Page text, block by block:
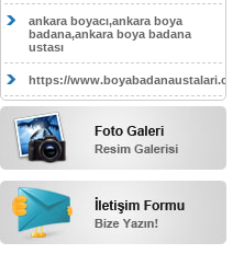
ankara boyacı,ankara boya
badana,ankara boya badana
ustası
https://www.boyabadanaustalari.com/